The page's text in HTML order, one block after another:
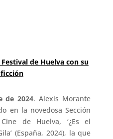
de Huelva con su
de 2024. Alexis Morante
en la novedosa Sección
de Huelva, ‘¿Es el
(España, 2024), la que